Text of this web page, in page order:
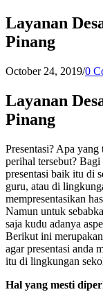
Layanan
Pinang
October 24, 2019/0
Layanan
Pinang
Presentasi? Apa
perihal tersebut?
presentasi baik itu di
guru, atau di
mempresentasikan
Namun untuk
saja kudu adanya
Berikut ini
agar presentasi anda
itu di lingkungan
Hal yang mesti